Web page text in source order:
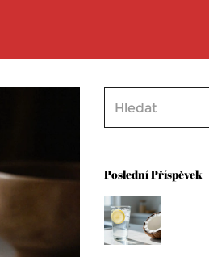
Poslední Příspěvek